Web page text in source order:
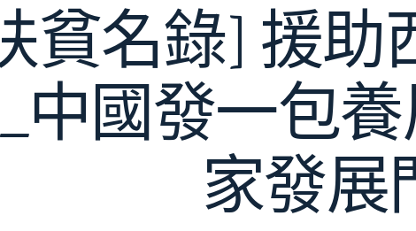
貧名錄] 援助
中國發一包
家發展